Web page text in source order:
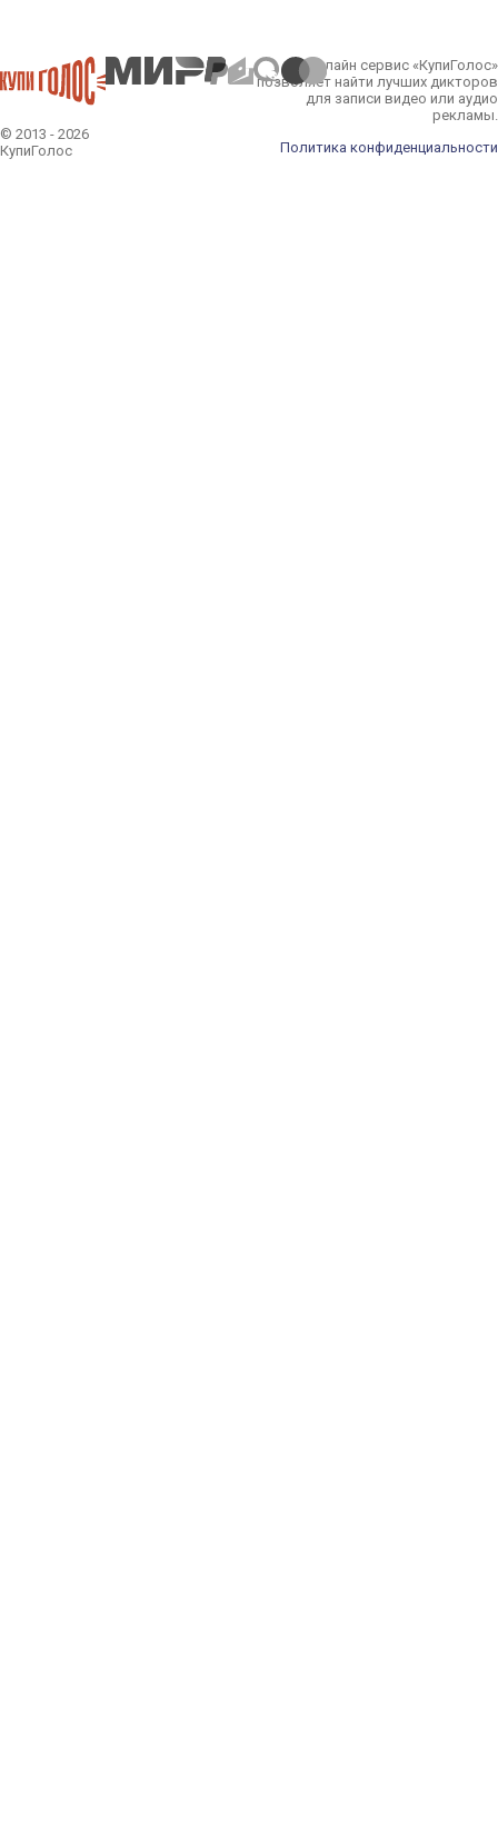
© 2013 - 2026
КупиГолос
Онлайн сервис «КупиГолос»
позволяет найти лучших дикторов
для записи видео или аудио
рекламы.
Политика конфиденциальности